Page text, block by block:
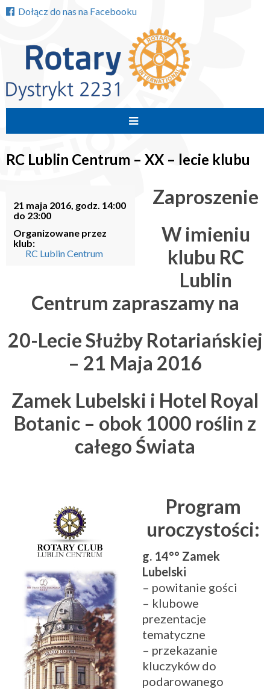
Dołącz do nas na Facebooku
treści
RC Lublin Centrum – XX – lecie klubu
21 maja 2016, godz. 14:00
do 23:00
Organizowane przez
klub:
RC Lublin Centrum
Zaproszenie
W imieniu
klubu RC
Lublin
Centrum zapraszamy na
20-Lecie Służby Rotariańskiej
– 21 Maja 2016
Zamek Lubelski i Hotel Royal
Botanic – obok 1000 roślin z
całego Świata
Program
uroczystości:
g. 14°° Zamek
Lubelski
– powitanie gości
– klubowe
prezentacje
tematyczne
– przekazanie
kluczyków do
podarowanego